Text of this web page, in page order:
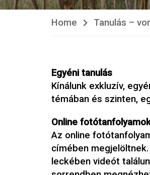
Home Tanulás –
Egyéni tanulás
Kínálunk exkluzív,
témában és szinten,
Online
Az online
címében
leckében videót